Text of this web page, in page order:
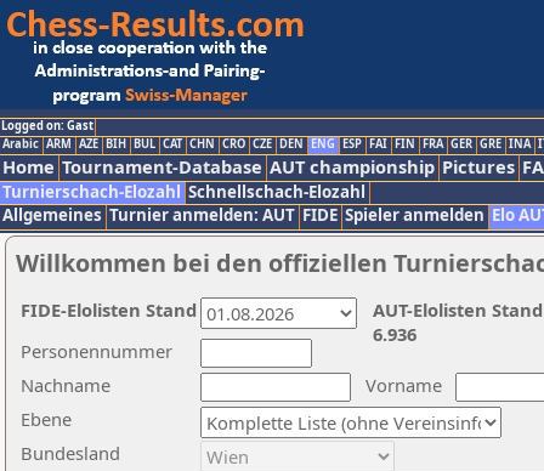
Logged on: Gast
Arabic ARM AZE BIH BUL CAT CHN CRO CZE DEN ENG ESP FAI FIN FRA GER GRE INA
Home Tournament-Database AUT championship Pictures
Turnierschach-Elozahl Schnellschach-Elozahl
Allgemeines Turnier anmelden: AUT FIDE Spieler anmelden Elo
Willkommen bei den offiziellen
Nachname
Vorname
Ebene
Personennummer
Bundesland
AUT-Elolisten
6.936
FIDE-Elolisten Stand